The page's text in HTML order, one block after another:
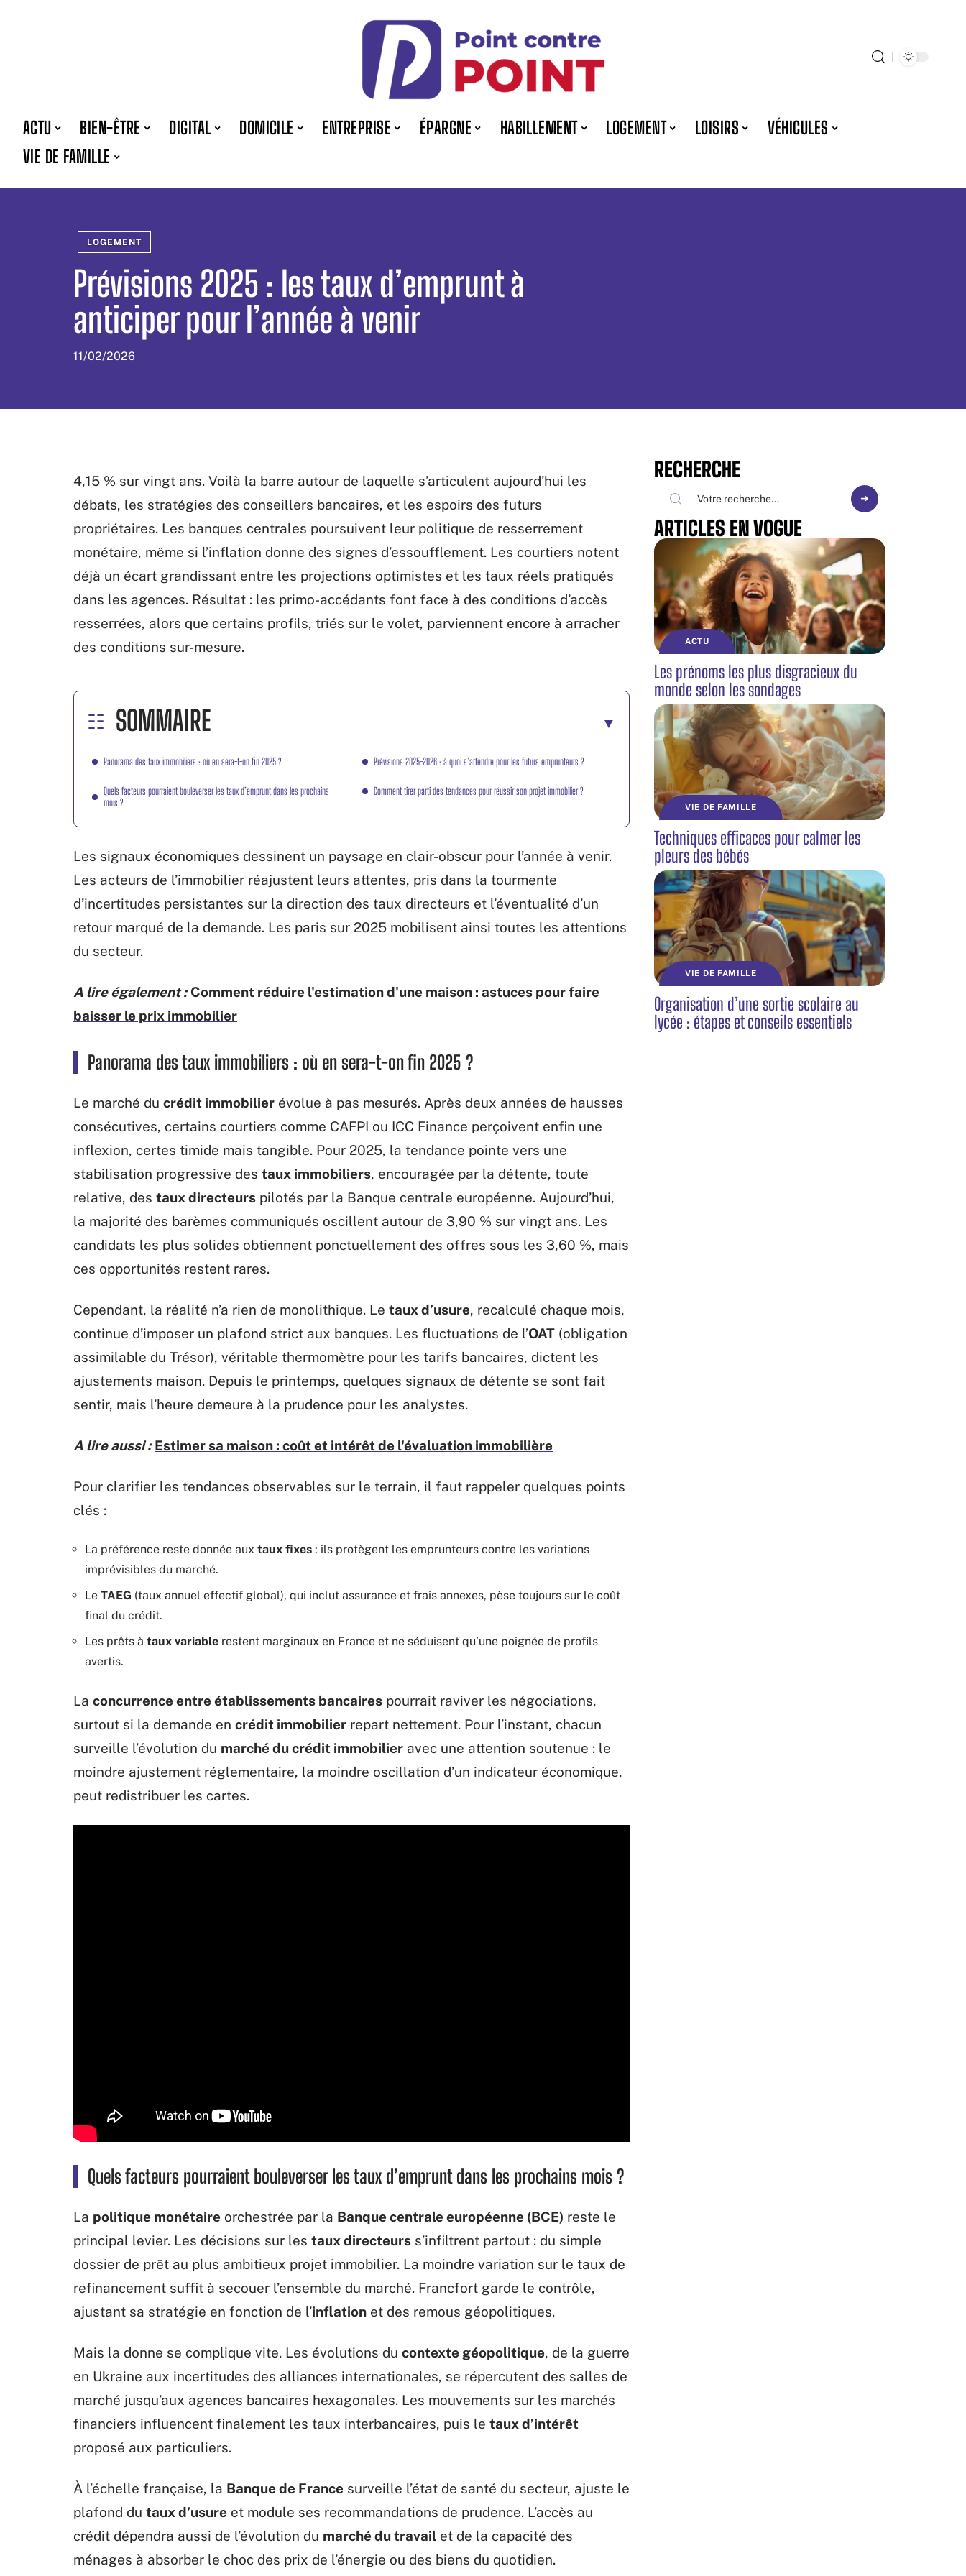
ACTU BIEN-ÊTRE DIGITAL DOMICILE ENTREPRISE ÉPARGNE HABILLEMENT LOGEMENT LOISIRS
VÉHICULES
VIE DE FAMILLE
LOGEMENT
Prévisions 2025 : les taux d’emprunt à
anticiper pour l’année à venir
11/02/2026
4,15 % sur vingt ans. Voilà la barre autour de laquelle s’articulent aujourd’hui les
débats, les stratégies des conseillers bancaires, et les espoirs des futurs
propriétaires. Les banques centrales poursuivent leur politique de resserrement
monétaire, même si l’inflation donne des signes d’essoufflement. Les courtiers notent
déjà un écart grandissant entre les projections optimistes et les taux réels pratiqués
dans les agences. Résultat : les primo-accédants font face à des conditions d’accès
resserrées, alors que certains profils, triés sur le volet, parviennent encore à arracher
des conditions sur-mesure.
SOMMAIRE
Panorama des taux immobiliers : où en sera-t-on fin 2025 ?
Quels facteurs pourraient bouleverser les taux d’emprunt dans les prochains
mois ?
Prévisions 2025-2026 : à quoi s’attendre pour les futurs emprunteurs ?
Comment tirer parti des tendances pour réussir son projet immobilier ?
Les signaux économiques dessinent un paysage en clair-obscur pour l’année à venir.
Les acteurs de l’immobilier réajustent leurs attentes, pris dans la tourmente
d’incertitudes persistantes sur la direction des taux directeurs et l’éventualité d’un
retour marqué de la demande. Les paris sur 2025 mobilisent ainsi toutes les attentions
du secteur.
A lire également : Comment réduire l'estimation d'une maison : astuces pour faire
baisser le prix immobilier
Panorama des taux immobiliers : où en sera-t-on fin 2025 ?
Le marché du crédit immobilier évolue à pas mesurés. Après deux années de hausses
consécutives, certains courtiers comme CAFPI ou ICC Finance perçoivent enfin une
inflexion, certes timide mais tangible. Pour 2025, la tendance pointe vers une
stabilisation progressive des taux immobiliers, encouragée par la détente, toute
relative, des taux directeurs pilotés par la Banque centrale européenne. Aujourd’hui,
la majorité des barèmes communiqués oscillent autour de 3,90 % sur vingt ans. Les
candidats les plus solides obtiennent ponctuellement des offres sous les 3,60 %, mais
ces opportunités restent rares.
Cependant, la réalité n’a rien de monolithique. Le taux d’usure, recalculé chaque mois,
continue d’imposer un plafond strict aux banques. Les fluctuations de l’OAT (obligation
assimilable du Trésor), véritable thermomètre pour les tarifs bancaires, dictent les
ajustements maison. Depuis le printemps, quelques signaux de détente se sont fait
sentir, mais l’heure demeure à la prudence pour les analystes.
A lire aussi : Estimer sa maison : coût et intérêt de l'évaluation immobilière
Pour clarifier les tendances observables sur le terrain, il faut rappeler quelques points
clés :
La préférence reste donnée aux taux fixes : ils protègent les emprunteurs contre les variations
imprévisibles du marché.
Le TAEG (taux annuel effectif global), qui inclut assurance et frais annexes, pèse toujours sur le coût
final du crédit.
Les prêts à taux variable restent marginaux en France et ne séduisent qu’une poignée de profils
avertis.
La concurrence entre établissements bancaires pourrait raviver les négociations,
surtout si la demande en crédit immobilier repart nettement. Pour l’instant, chacun
surveille l’évolution du marché du crédit immobilier avec une attention soutenue : le
moindre ajustement réglementaire, la moindre oscillation d’un indicateur économique,
peut redistribuer les cartes.
Quels facteurs pourraient bouleverser les taux d’emprunt dans les prochains mois ?
La politique monétaire orchestrée par la Banque centrale européenne (BCE) reste le
principal levier. Les décisions sur les taux directeurs s’infiltrent partout : du simple
dossier de prêt au plus ambitieux projet immobilier. La moindre variation sur le taux de
refinancement suffit à secouer l’ensemble du marché. Francfort garde le contrôle,
ajustant sa stratégie en fonction de l’inflation et des remous géopolitiques.
Mais la donne se complique vite. Les évolutions du contexte géopolitique, de la guerre
en Ukraine aux incertitudes des alliances internationales, se répercutent des salles de
marché jusqu’aux agences bancaires hexagonales. Les mouvements sur les marchés
financiers influencent finalement les taux interbancaires, puis le taux d’intérêt
proposé aux particuliers.
À l’échelle française, la Banque de France surveille l’état de santé du secteur, ajuste le
plafond du taux d’usure et module ses recommandations de prudence. L’accès au
crédit dépendra aussi de l’évolution du marché du travail et de la capacité des
ménages à absorber le choc des prix de l’énergie ou des biens du quotidien.
RECHERCHE
ARTICLES EN VOGUE
ACTU
Les prénoms les plus disgracieux du
monde selon les sondages
VIE DE FAMILLE
Techniques efficaces pour calmer les
pleurs des bébés
VIE DE FAMILLE
Organisation d’une sortie scolaire au
lycée : étapes et conseils essentiels